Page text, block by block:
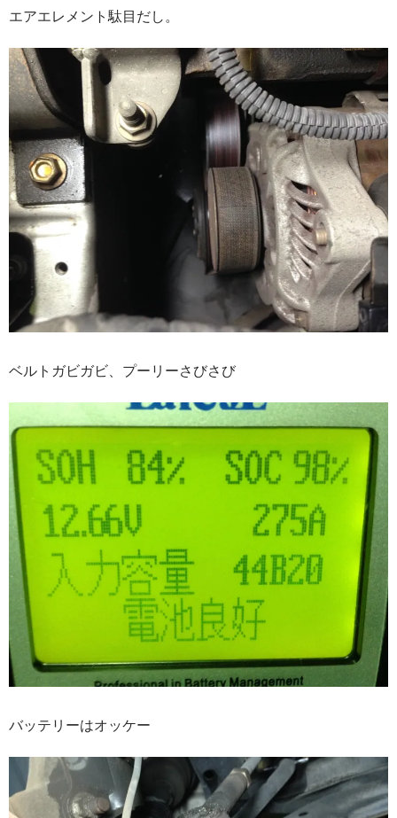
エアエレメント駄目だし。
ベルトガビガビ、プーリーさびさび
バッテリーはオッケー